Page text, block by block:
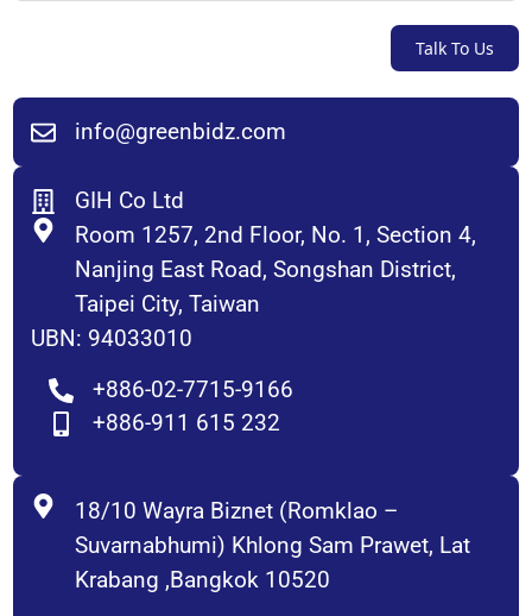
Talk To Us
info@greenbidz.com
GIH Co Ltd
Room 1257, 2nd Floor, No. 1, Section 4,
Nanjing East Road, Songshan District,
Taipei City, Taiwan
UBN: 94033010
+886-02-7715-9166
+886-911 615 232
18/10 Wayra Biznet (Romklao –
Suvarnabhumi) Khlong Sam Prawet, Lat
Krabang ,Bangkok 10520